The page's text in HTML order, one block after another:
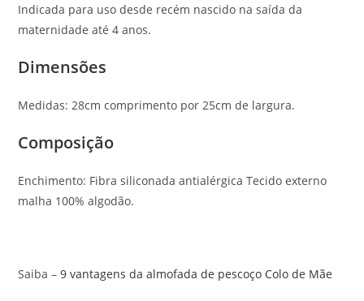
Indicada para uso desde recém nascido na saída da
maternidade até 4 anos.
Dimensões
Medidas: 28cm comprimento por 25cm de largura.
Composição
Enchimento: Fibra siliconada antialérgica Tecido externo
malha 100% algodão.
Saiba –9 vantagens da almofada de pescoço Colo de Mãe